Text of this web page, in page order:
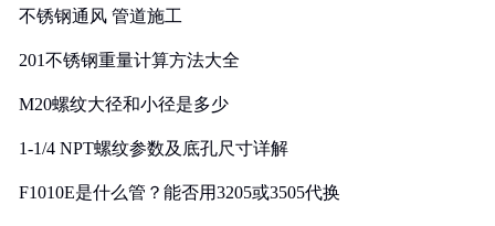
不锈钢通风 管道施工
201不锈钢重量计算方法大全
M20螺纹大径和小径是多少
1-1/4 NPT螺纹参数及底孔尺寸详解
F1010E是什么管？能否用3205或3505代换